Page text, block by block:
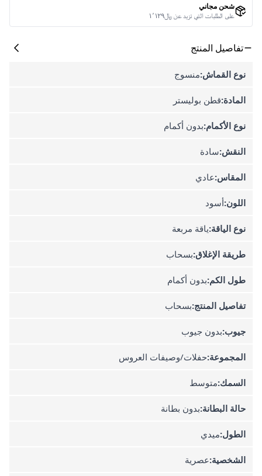
شحن مجاني
على الطلبات التي تزيد عن ﷼١٬١٢٩
تفاصيل المنتج
نوع القماش:منسوج
المادة:قطن بوليستر
نوع الأكمام:بدون أكمام
النقش:سادة
المقاس:عادي
اللون:أسود
نوع الياقة:ياقة مربعة
طريقة الإغلاق:بسحاب
طول الكم:بدون أكمام
تفاصيل المنتج:بسحاب
جيوب:بدون جيوب
المجموعة:حفلات/وصيفات العروس
السمك:متوسط
حالة البطانة:بدون بطانة
الطول:ميدي
الشخصية:عصرية